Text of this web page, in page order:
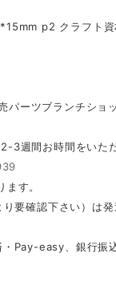
p2 クラフト資
パーツブランチショ
3週間お時間をいた
す。
要確認下さい）は
Pay-easy、銀行振